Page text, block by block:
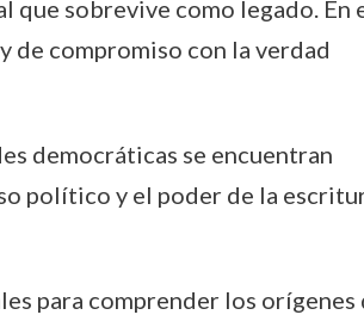
sobrevive como legado. En
de compromiso con la verdad
democráticas se encuentran
político y el poder de la
para comprender los orígenes